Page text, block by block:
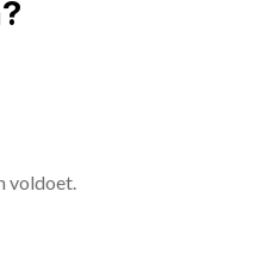
voldoet.